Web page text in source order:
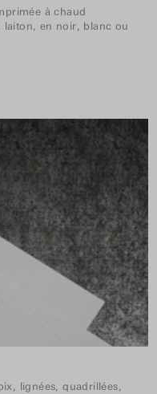
à chaud
laiton, en noir, blanc ou
lignées, quadrillées,